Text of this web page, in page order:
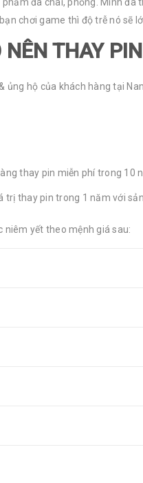
chơi game thì độ trễ nó sẽ
NÊN THAY
ủng hộ của khách hàng tại
thay pin miễn phí trong 10
trị thay pin trong 1 năm với
niêm yết theo mệnh giá sau: